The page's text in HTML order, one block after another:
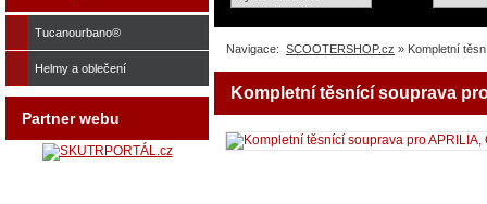
Navigace: SCOOTERSHOP.cz » Kompletní
Kompletní těsnící souprava
Tucanourbano®
Helmy a oblečení
Partner webu